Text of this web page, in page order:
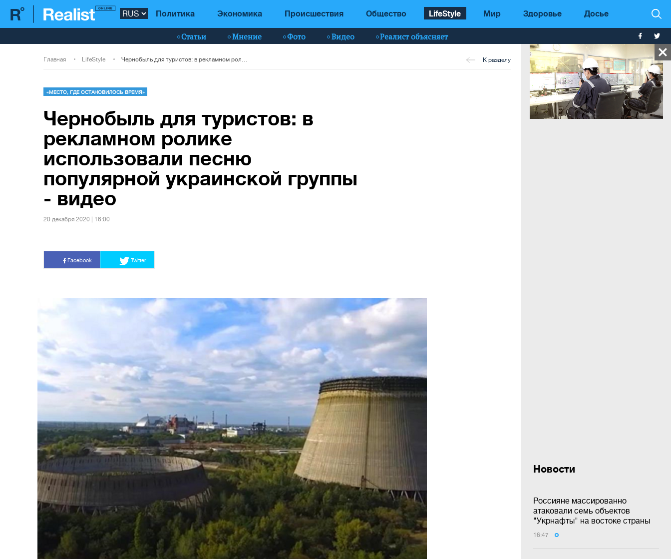
Политика Экономика Происшествия Общество LifeStyle Мир Здоровье Досье
Статьи Мнение Фото Видео Реалист объясняет
Новости
Россияне массированно
атаковали семь объектов
"Укрнафты" на востоке страны
16:47
Главная LifeStyle К разделу
«МЕСТО, ГДЕ ОСТАНОВИЛОСЬ ВРЕМЯ»
Чернобыль для туристов: в
рекламном ролике
использовали песню
популярной украинской группы
- видео
20 декабря 2020 | 16:00
Facebook Twitter